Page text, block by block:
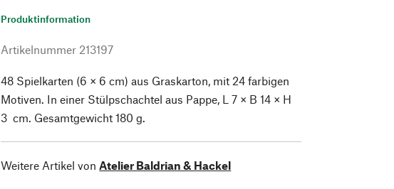
Produktinformation
Artikelnummer 213197
48 Spielkarten (6 × 6 cm) aus Graskarton, mit 24 farbigen
Motiven. In einer Stülpschachtel aus Pappe, L 7 × B 14 × H
3 cm. Gesamtgewicht 180 g.
Weitere Artikel von Atelier Baldrian & Hackel